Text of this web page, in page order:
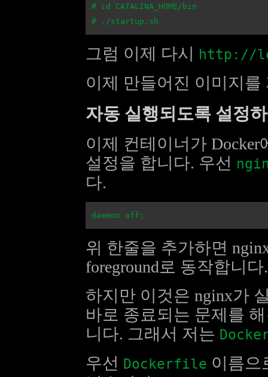
# cd CATALINA_HOME/bin
그럼 이제 다시 http://
이제 만들어진 이미지
자동 실행되도록 설정
이제 컨테이너가
설정을 합니다. 우선
다.
위 한줄을 추가하면
foreground로 동작합니다.
하지만 이것은 nginx가
바로 종료되는 문제를
니다. 그래서 저는
우선 Dockerfile 이름으